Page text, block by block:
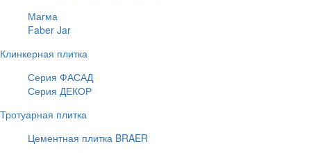
Магма
Faber Jar
Клинкерная плитка
Серия ФАСАД
Серия ДЕКОР
Тротуарная плитка
Цементная плитка BRAER